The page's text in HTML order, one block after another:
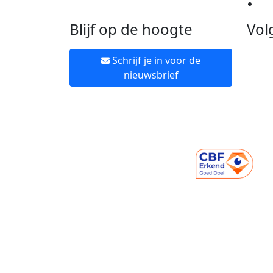
Blijf op de hoogte
Schrijf je in voor de
nieuwsbrief